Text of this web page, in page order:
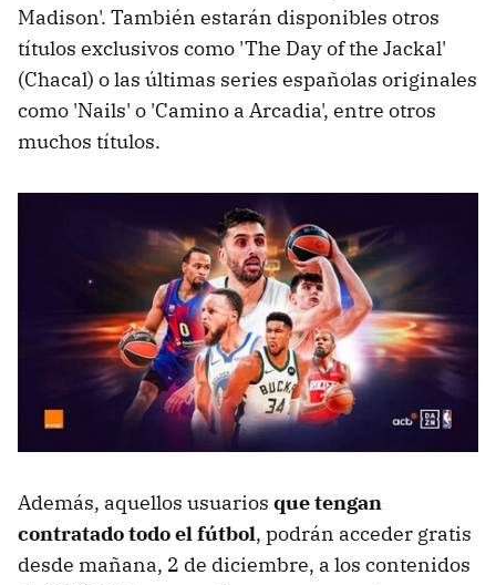
Madison'. También estarán disponibles otros
títulos exclusivos como 'The Day of the Jackal'
(Chacal) o las últimas series españolas originales
como 'Nails' o 'Camino a Arcadia', entre otros
muchos títulos.
Además, aquellos usuarios que tengan
contratado todo el fútbol, podrán acceder gratis
desde mañana, 2 de diciembre, a los contenidos